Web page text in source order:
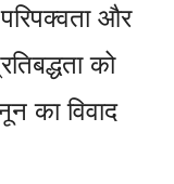
और
को
का विवाद